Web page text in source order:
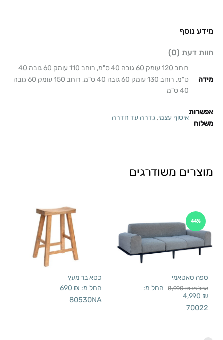
מידע נוסף
חוות דעת (0)
מידה
רוחב 120 עומק 60 גובה 40 ס"מ, רוחב 110 עומק 60 גובה 40
ס"מ, רוחב 130 עומק 60 גובה 40 ס"מ, רוחב 150 עומק 60 גובה
40 ס"מ
אפשרות
משלוח
איסוף עצמי, גדרה עד חדרה
מוצרים משודרגים
44%
ספה טאטאמי
החל מ: 8,990₪
החל מ:
4,990 ₪
70022
כסא בר מעץ
החל מ: 690 ₪
80530NA